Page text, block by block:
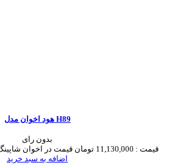
هود اخوان مدل H89
بدون رای
قیمت : 11,130,000 تومان قیمت در اخوان
اضافه به سبد خرید